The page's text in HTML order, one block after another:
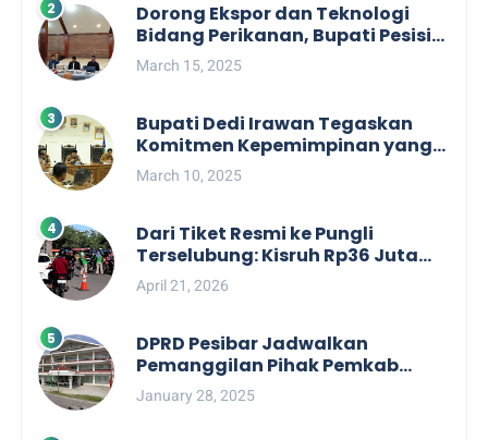
Dorong Ekspor dan Teknologi
Bidang Perikanan, Bupati Pesisir
Barat Audiensi Terkait Sister City
March 15, 2025
Bupati Dedi Irawan Tegaskan
Komitmen Kepemimpinan yang
Berpihak kepada Masyarakat
dalam Rapat Koordinasi OPD
March 10, 2025
Dari Tiket Resmi ke Pungli
Terselubung: Kisruh Rp36 Juta
Pengelolaan Tiket Pantai
Labuhan Jukung
April 21, 2026
DPRD Pesibar Jadwalkan
Pemanggilan Pihak Pemkab
Terkait Nasib dan Status TKD di
Tahun 2025
January 28, 2025